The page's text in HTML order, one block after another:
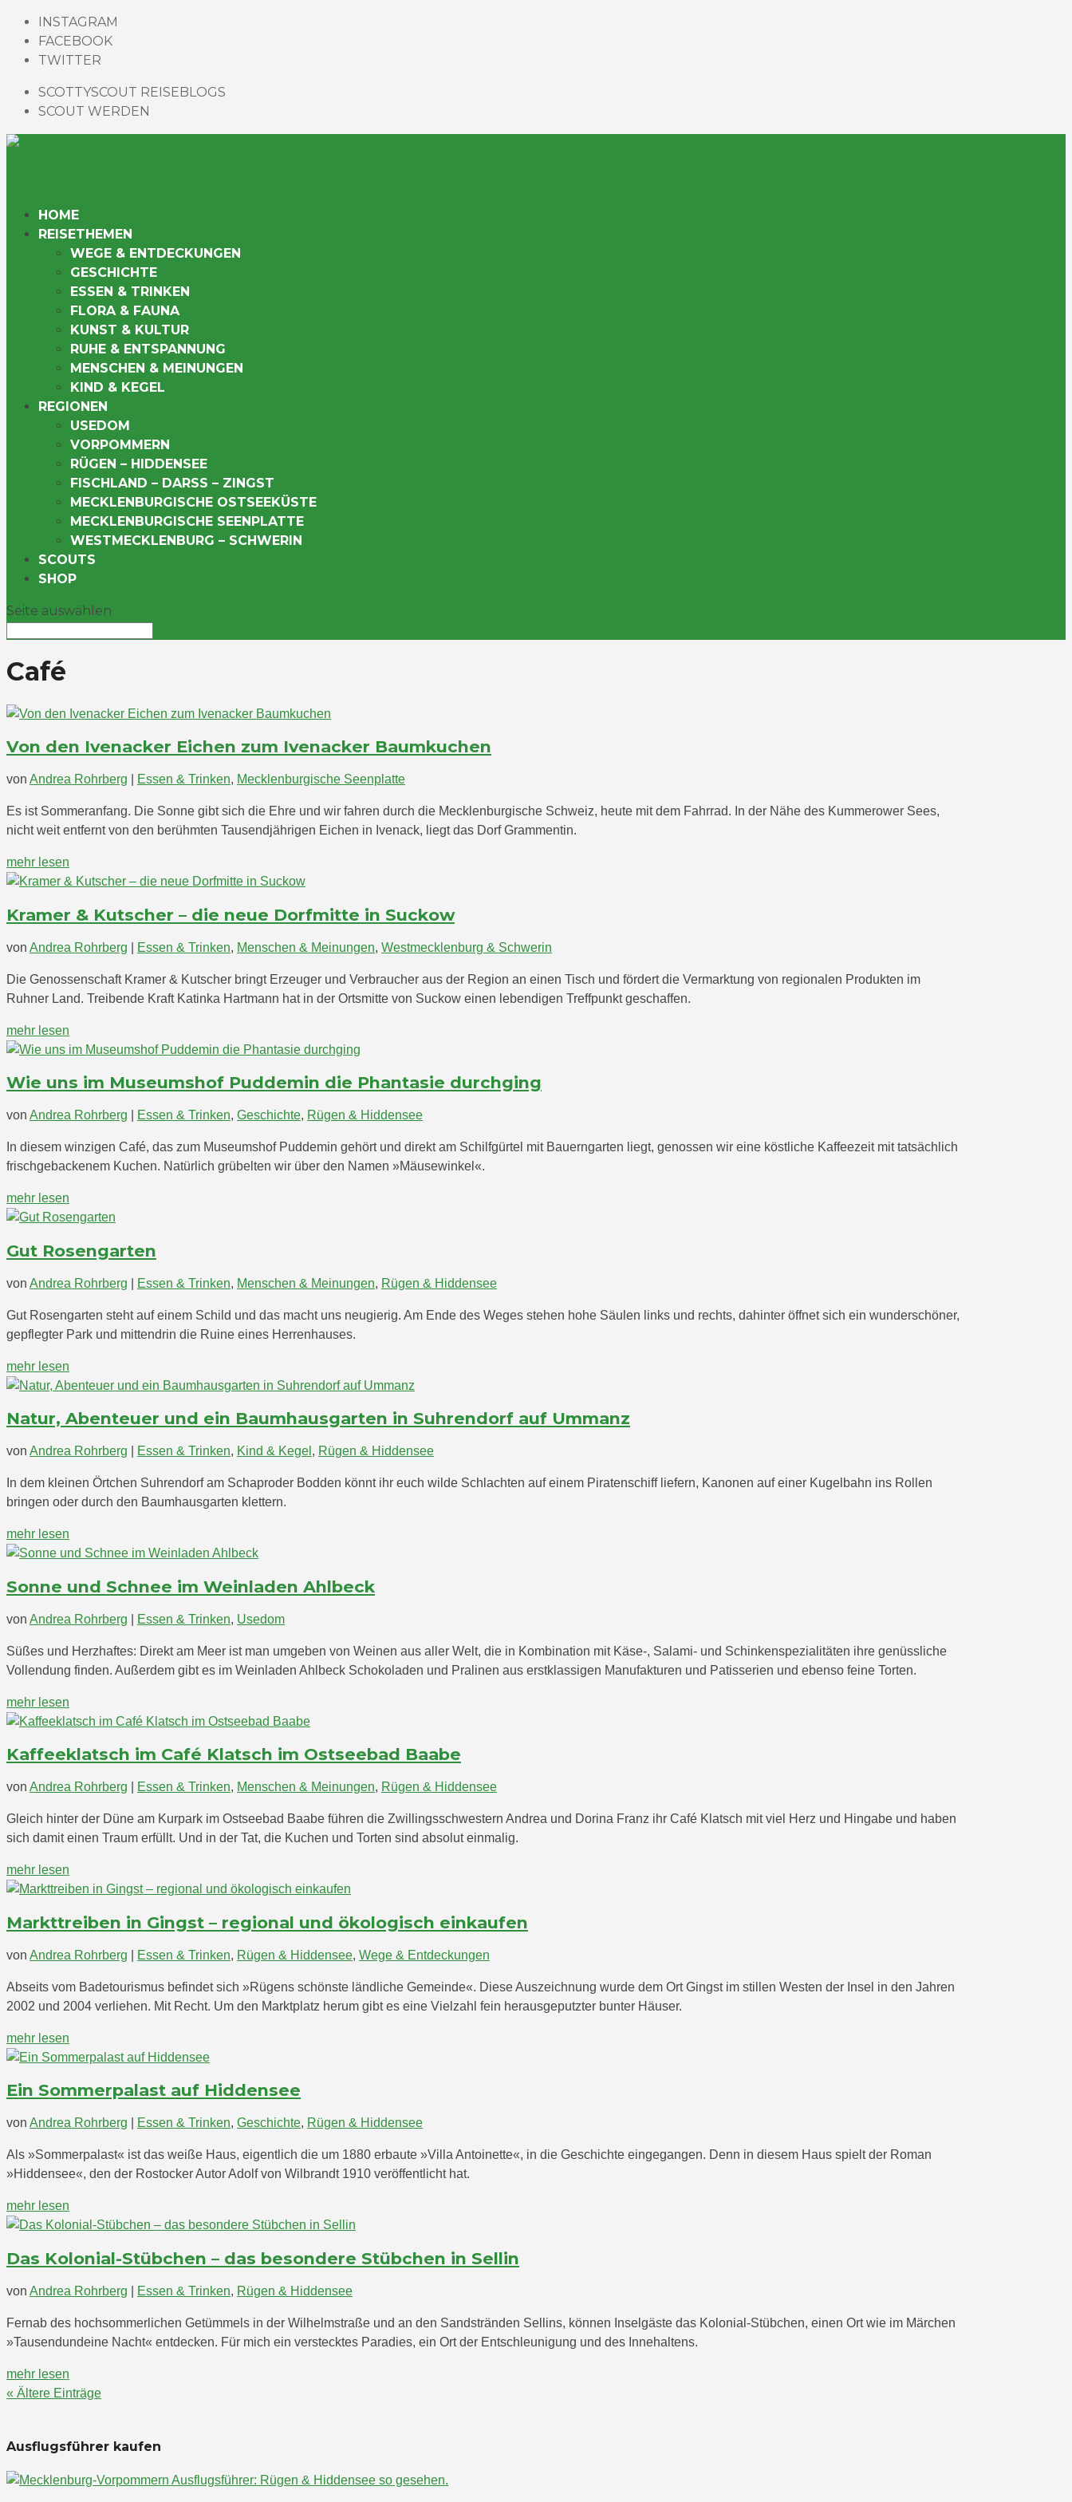
INSTAGRAM
FACEBOOK
TWITTER
SCOTTYSCOUT REISEBLOGS
SCOUT WERDEN
HOME
REISETHEMEN
WEGE & ENTDECKUNGEN
GESCHICHTE
ESSEN & TRINKEN
FLORA & FAUNA
KUNST & KULTUR
RUHE & ENTSPANNUNG
MENSCHEN & MEINUNGEN
KIND & KEGEL
REGIONEN
USEDOM
VORPOMMERN
RÜGEN – HIDDENSEE
FISCHLAND – DARSS – ZINGST
MECKLENBURGISCHE OSTSEEKÜSTE
MECKLENBURGISCHE SEENPLATTE
WESTMECKLENBURG – SCHWERIN
SCOUTS
SHOP
Seite auswählen
Café
Von den Ivenacker Eichen zum Ivenacker Baumkuchen
von Andrea Rohrberg Essen & Trinken, Mecklenburgische Seenplatte
Es ist Sommeranfang. Die Sonne gibt sich die Ehre und wir fahren durch die Mecklenburgische Schweiz, heute mit dem Fahrrad. In der Nähe des Kummerower Sees,
nicht weit entfernt von den berühmten Tausendjährigen Eichen in Ivenack, liegt das Dorf Grammentin.
mehr lesen
Kramer & Kutscher – die neue Dorfmitte in Suckow
von Andrea Rohrberg Essen & Trinken, Menschen & Meinungen, Westmecklenburg & Schwerin
Die Genossenschaft Kramer & Kutscher bringt Erzeuger und Verbraucher aus der Region an einen Tisch und fördert die Vermarktung von regionalen Produkten im
Ruhner Land. Treibende Kraft Katinka Hartmann hat in der Ortsmitte von Suckow einen lebendigen Treffpunkt geschaffen.
mehr lesen
Wie uns im Museumshof Puddemin die Phantasie durchging
von Andrea Rohrberg Essen & Trinken, Geschichte, Rügen & Hiddensee
In diesem winzigen Café, das zum Museumshof Puddemin gehört und direkt am Schilfgürtel mit Bauerngarten liegt, genossen wir eine köstliche Kaffeezeit mit tatsächlich
frischgebackenem Kuchen. Natürlich grübelten wir über den Namen »Mäusewinkel«.
mehr lesen
Gut Rosengarten
von Andrea Rohrberg Essen & Trinken, Menschen & Meinungen, Rügen & Hiddensee
Gut Rosengarten steht auf einem Schild und das macht uns neugierig. Am Ende des Weges stehen hohe Säulen links und rechts, dahinter öffnet sich ein wunderschöner,
gepflegter Park und mittendrin die Ruine eines Herrenhauses.
mehr lesen
Natur, Abenteuer und ein Baumhausgarten in Suhrendorf auf Ummanz
von Andrea Rohrberg Essen & Trinken, Kind & Kegel , Rügen & Hiddensee
In dem kleinen Örtchen Suhrendorf am Schaproder Bodden könnt ihr euch wilde Schlachten auf einem Piratenschiff liefern, Kanonen auf einer Kugelbahn ins Rollen
bringen oder durch den Baumhausgarten klettern.
mehr lesen
Sonne und Schnee im Weinladen Ahlbeck
von Andrea Rohrberg Essen & Trinken, Usedom
Süßes und Herzhaftes: Direkt am Meer ist man umgeben von Weinen aus aller Welt, die in Kombination mit Käse-, Salami- und Schinkenspezialitäten ihre genüssliche
Vollendung finden. Außerdem gibt es im Weinladen Ahlbeck Schokoladen und Pralinen aus erstklassigen Manufakturen und Patisserien und ebenso feine Torten.
mehr lesen
Kaffeeklatsch im Café Klatsch im Ostseebad Baabe
von Andrea Rohrberg Essen & Trinken, Menschen & Meinungen, Rügen & Hiddensee
Gleich hinter der Düne am Kurpark im Ostseebad Baabe führen die Zwillingsschwestern Andrea und Dorina Franz ihr Café Klatsch mit viel Herz und Hingabe und haben
sich damit einen Traum erfüllt. Und in der Tat, die Kuchen und Torten sind absolut einmalig.
mehr lesen
Markttreiben in Gingst – regional und ökologisch einkaufen
von Andrea Rohrberg Essen & Trinken, Rügen & Hiddensee, Wege & Entdeckungen
Abseits vom Badetourismus befindet sich »Rügens schönste ländliche Gemeinde«. Diese Auszeichnung wurde dem Ort Gingst im stillen Westen der Insel in den Jahren
2002 und 2004 verliehen. Mit Recht. Um den Marktplatz herum gibt es eine Vielzahl fein herausgeputzter bunter Häuser.
mehr lesen
Ein Sommerpalast auf Hiddensee
von Andrea Rohrberg Essen & Trinken, Geschichte, Rügen & Hiddensee
Als »Sommerpalast« ist das weiße Haus, eigentlich die um 1880 erbaute »Villa Antoinette«, in die Geschichte eingegangen. Denn in diesem Haus spielt der Roman
»Hiddensee«, den der Rostocker Autor Adolf von Wilbrandt 1910 veröffentlicht hat.
mehr lesen
Das Kolonial-Stübchen – das besondere Stübchen in Sellin
von Andrea Rohrberg Essen & Trinken, Rügen & Hiddensee
Fernab des hochsommerlichen Getümmels in der Wilhelmstraße und an den Sandstränden Sellins, können Inselgäste das Kolonial-Stübchen, einen Ort wie im Märchen
»Tausendundeine Nacht« entdecken. Für mich ein verstecktes Paradies, ein Ort der Entschleunigung und des Innehaltens.
mehr lesen
« Ältere Einträge
Ausflugsführer kaufen